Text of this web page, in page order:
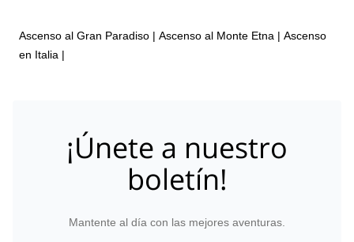
Ascenso al Gran Paradiso | Ascenso al Monte Etna | Ascenso
en Italia |
¡Únete a nuestro
boletín!
Mantente al día con las mejores aventuras.